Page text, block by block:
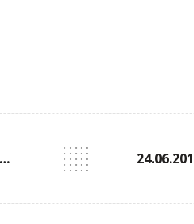
24.06.2018 – Meeting AC Dampicourt (B)